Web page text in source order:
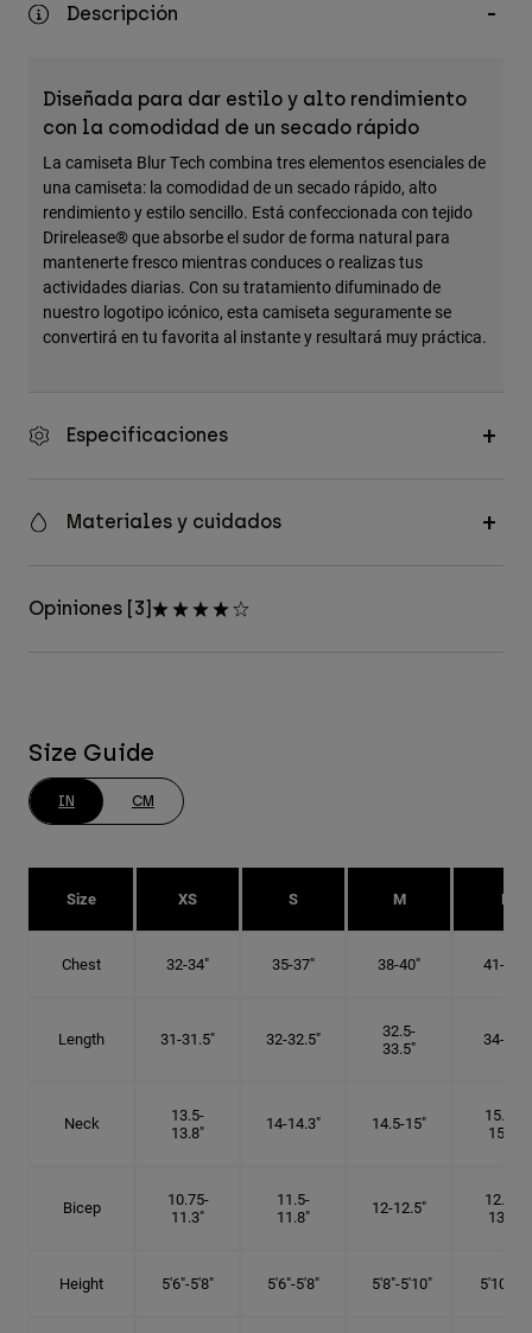
Accesorios
Bolsas y Mochilas
Ver todo
Descripción
Diseñada para dar estilo y alto rendimiento
con la comodidad de un secado rápido
La camiseta Blur Tech combina tres elementos esenciales de
una camiseta: la comodidad de un secado rápido, alto
rendimiento y estilo sencillo. Está confeccionada con tejido
Drirelease® que absorbe el sudor de forma natural para
mantenerte fresco mientras conduces o realizas tus
actividades diarias. Con su tratamiento difuminado de
nuestro logotipo icónico, esta camiseta seguramente se
convertirá en tu favorita al instante y resultará muy práctica.
Especificaciones
Materiales y cuidados
Opiniones [3]
Size Guide
IN CM
Size XS S M L
Chest 32-34" 35-37" 38-40" 41-43"
Length 31-31.5" 32-32.5"
32.5-
33.5"
34-35"
Neck
13.5-
13.8"
14-14.3" 14.5-15"
15.25-
15.5"
Bicep
10.75-
11.3"
11.5-
11.8"
12-12.5"
12.75-
13.3"
Height 5'6"-5'8" 5'6"-5'8" 5'8"-5'10" 5'10"- 6'